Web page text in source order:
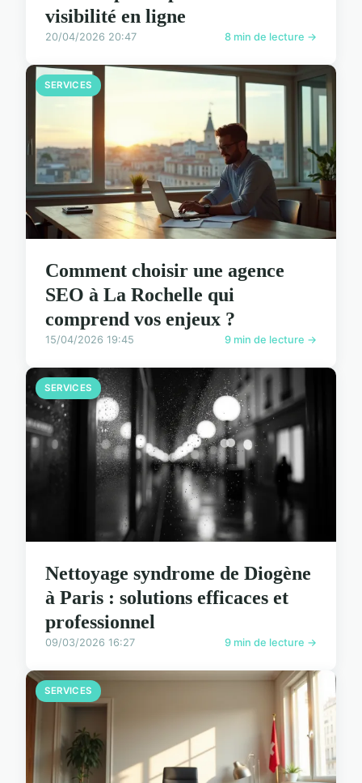
visibilité en ligne
20/04/2026 20:47 8 min de lecture →
SERVICES
Comment choisir une agence
SEO à La Rochelle qui
comprend vos enjeux ?
15/04/2026 19:45 9 min de lecture →
SERVICES
Nettoyage syndrome de Diogène
à Paris : solutions efficaces et
professionnel
09/03/2026 16:27 9 min de lecture →
SERVICES